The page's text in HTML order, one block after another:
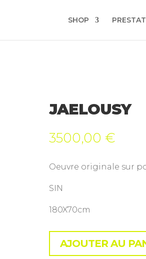
SHOP
JAELOUSY
3500,00 €
Oeuvre originale sur
SIN
180X70cm
AJOUTER AU